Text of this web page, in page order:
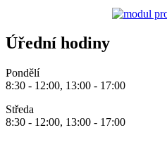
Úřední hodiny
Pondělí
8:30 - 12:00, 13:00 - 17:00
Středa
8:30 - 12:00, 13:00 - 17:00